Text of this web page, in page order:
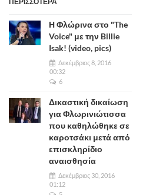
Η Φλώρινα στο "The
Voice" με την Billie
Isak! (video, pics)
Δεκέμβριος 8, 2016
00:32
6
Δικαστική δικαίωση
για Φλωρινιώτισσα
που καθηλώθηκε σε
καροτσάκι μετά από
επισκληρίδιο
αναισθησία
Δεκέμβριος 30, 2016
01:12